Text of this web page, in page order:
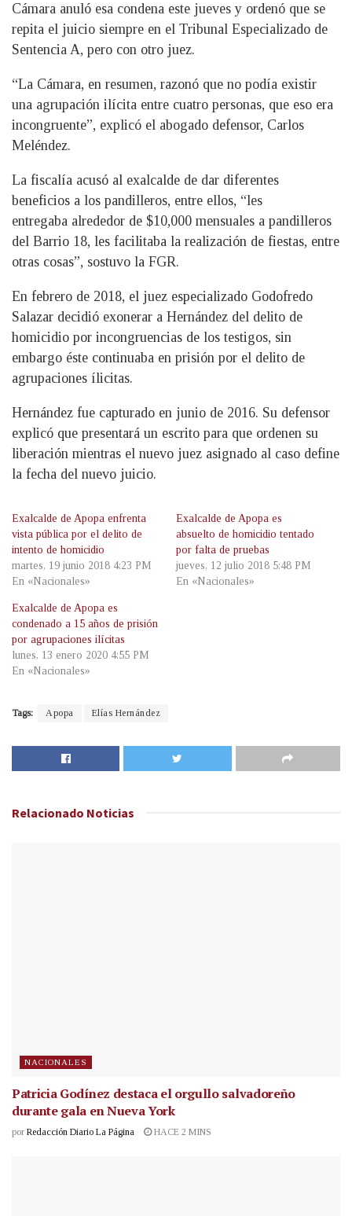
Cámara anuló esa condena este jueves y ordenó que se
repita el juicio siempre en el Tribunal Especializado de
Sentencia A, pero con otro juez.
“La Cámara, en resumen, razonó que no podía existir
una agrupación ilícita entre cuatro personas, que eso era
incongruente”, explicó el abogado defensor, Carlos
Meléndez.
La fiscalía acusó al exalcalde de dar diferentes
beneficios a los pandilleros, entre ellos, “les
entregaba alrededor de $10,000 mensuales a pandilleros
del Barrio 18, les facilitaba la realización de fiestas, entre
otras cosas”, sostuvo la FGR.
En febrero de 2018, el juez especializado Godofredo
Salazar decidió exonerar a Hernández del delito de
homicidio por incongruencias de los testigos, sin
embargo éste continuaba en prisión por el delito de
agrupaciones ílicitas.
Hernández fue capturado en junio de 2016. Su defensor
explicó que presentará un escrito para que ordenen su
liberación mientras el nuevo juez asignado al caso define
la fecha del nuevo juicio.
Exalcalde de Apopa enfrenta
vista pública por el delito de
intento de homicidio
martes, 19 junio 2018 4:23 PM
En «Nacionales»
Exalcalde de Apopa es
absuelto de homicidio tentado
por falta de pruebas
jueves, 12 julio 2018 5:48 PM
En «Nacionales»
Exalcalde de Apopa es
condenado a 15 años de prisión
por agrupaciones ilícitas
lunes, 13 enero 2020 4:55 PM
En «Nacionales»
Tags: Apopa Elías Hernández
Relacionado Noticias
NACIONALES
Patricia Godínez destaca el orgullo salvadoreño
durante gala en Nueva York
por Redacción Diario La Página HACE 2 MINS